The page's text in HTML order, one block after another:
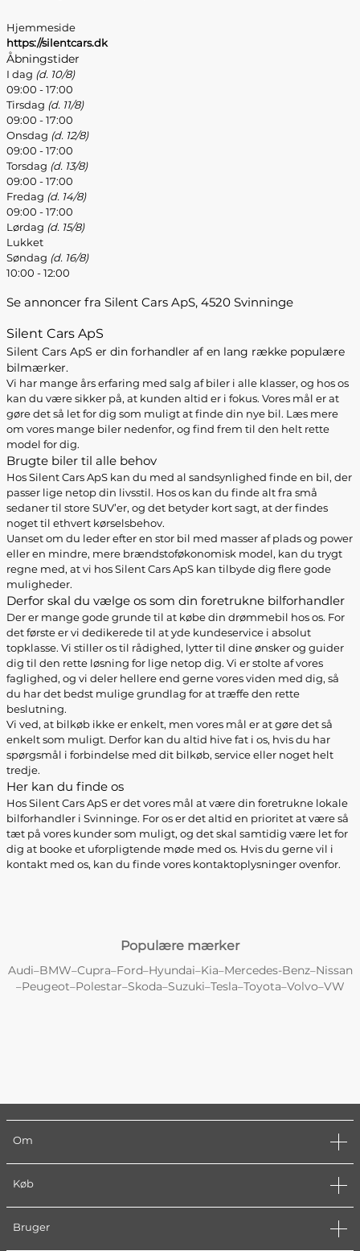
Hjemmeside
https://silentcars.dk
Åbningstider
I dag (d. 10/8)
09:00 - 17:00
Tirsdag (d. 11/8)
09:00 - 17:00
Onsdag (d. 12/8)
09:00 - 17:00
Torsdag (d. 13/8)
09:00 - 17:00
Fredag (d. 14/8)
09:00 - 17:00
Lørdag (d. 15/8)
Lukket
Søndag (d. 16/8)
10:00 - 12:00
Se annoncer fra Silent Cars ApS, 4520 Svinninge
Silent Cars ApS
Silent Cars ApS er din forhandler af en lang række populære
bilmærker.
Vi har mange års erfaring med salg af biler i alle klasser, og hos os
kan du være sikker på, at kunden altid er i fokus. Vores mål er at
gøre det så let for dig som muligt at finde din nye bil. Læs mere
om vores mange biler nedenfor, og find frem til den helt rette
model for dig.
Brugte biler til alle behov
Hos Silent Cars ApS kan du med al sandsynlighed finde en bil, der
passer lige netop din livsstil. Hos os kan du finde alt fra små
sedaner til store SUV’er, og det betyder kort sagt, at der findes
noget til ethvert kørselsbehov.
Uanset om du leder efter en stor bil med masser af plads og power
eller en mindre, mere brændstoføkonomisk model, kan du trygt
regne med, at vi hos Silent Cars ApS kan tilbyde dig flere gode
muligheder.
Derfor skal du vælge os som din foretrukne bilforhandler
Der er mange gode grunde til at købe din drømmebil hos os. For
det første er vi dedikerede til at yde kundeservice i absolut
topklasse. Vi stiller os til rådighed, lytter til dine ønsker og guider
dig til den rette løsning for lige netop dig. Vi er stolte af vores
faglighed, og vi deler hellere end gerne vores viden med dig, så
du har det bedst mulige grundlag for at træffe den rette
beslutning.
Vi ved, at bilkøb ikke er enkelt, men vores mål er at gøre det så
enkelt som muligt. Derfor kan du altid hive fat i os, hvis du har
spørgsmål i forbindelse med dit bilkøb, service eller noget helt
tredje.
Her kan du finde os
Hos Silent Cars ApS er det vores mål at være din foretrukne lokale
bilforhandler i Svinninge. For os er det altid en prioritet at være så
tæt på vores kunder som muligt, og det skal samtidig være let for
dig at booke et uforpligtende møde med os. Hvis du gerne vil i
kontakt med os, kan du finde vores kontaktoplysninger ovenfor.
Populære mærker
Audi–BMW–Cupra–Ford–Hyundai–Kia–Mercedes-Benz–Nissan
–Peugeot–Polestar–Skoda–Suzuki–Tesla–Toyota–Volvo–VW
Om
Køb
Bruger